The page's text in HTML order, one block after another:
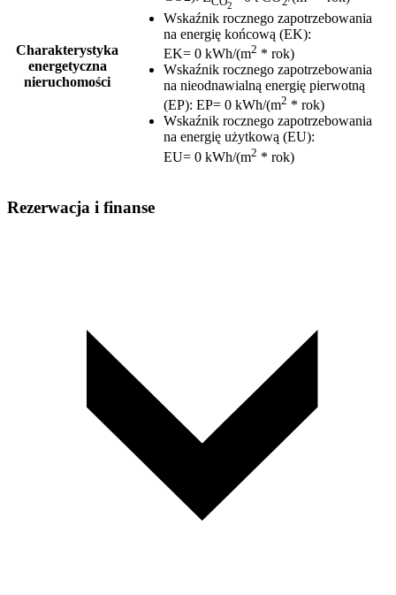
Charakterystyka
energetyczna
nieruchomości
2
Wskaźnik rocznego zapotrzebowania
na energię końcową (EK):
EK= 0 kWh/(m2 * rok)
Wskaźnik rocznego zapotrzebowania
na nieodnawialną energię pierwotną
(EP): EP= 0 kWh/(m2 * rok)
Wskaźnik rocznego zapotrzebowania
na energię użytkową (EU):
EU= 0 kWh/(m2 * rok)
Rezerwacja i finanse